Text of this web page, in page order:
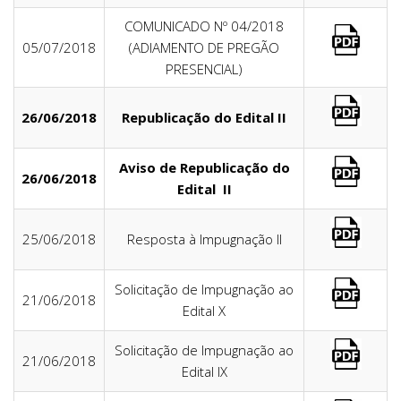
05/07/2018
COMUNICADO Nº 04/2018
(ADIAMENTO DE PREGÃO
PRESENCIAL)
26/06/2018 Republicação do Edital II
26/06/2018
Aviso de Republicação do
Edital II
25/06/2018 Resposta à Impugnação II
21/06/2018
Solicitação de Impugnação ao
Edital X
21/06/2018
Solicitação de Impugnação ao
Edital IX